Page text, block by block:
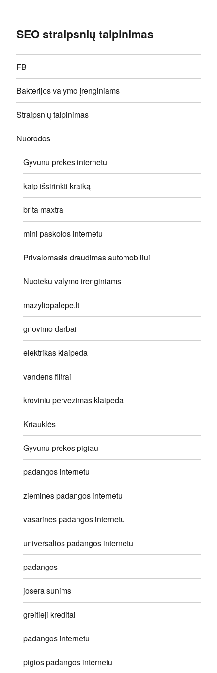
SEO straipsnių talpinimas
FB
Bakterijos valymo įrenginiams
Straipsnių talpinimas
Nuorodos
Gyvunu prekes internetu
kaip išsirinkti kraiką
brita maxtra
mini paskolos internetu
Privalomasis draudimas automobiliui
Nuoteku valymo irenginiams
mazyliopalepe.lt
griovimo darbai
elektrikas klaipeda
vandens filtrai
kroviniu pervezimas klaipeda
Kriauklės
Gyvunu prekes pigiau
padangos internetu
ziemines padangos internetu
vasarines padangos internetu
universalios padangos internetu
padangos
josera sunims
greitieji kreditai
padangos internetu
pigios padangos internetu